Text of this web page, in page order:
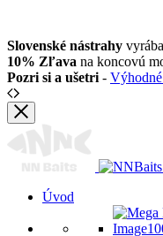
Slovenské nástrahy
10% Zľava na koncovú
Pozri si a ušetri -
Úvod